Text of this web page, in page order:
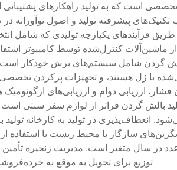
است که به تولید راهکارهای
تکنیک‌های پیشرفته تولید و اصول
طریق فرآیندهای یکپارچه تولیدی که
ماشین‌آلات کنترل‌شده توسط کامپیوتر
گردن شامل سیستم‌های برش خودکار
با ژل هستند، و تجهیزات پرکردن
ارزیابی دوام و ارزیابی‌های
بالش گردن فراتر از لوازم سفر سنتی است
انعطاف‌پذیری در تولید به کارخانه
سازگار با محیط زیست با استفاده از
در سال متغیر است. مدیریت زنجیره
توزیع برای تحویل به موقع به